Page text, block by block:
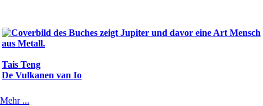
Tais Teng
De Vulkanen van Io
Mehr ...